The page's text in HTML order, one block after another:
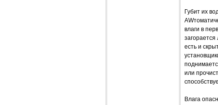
Губит их
влаги в
есть и
или
Влага